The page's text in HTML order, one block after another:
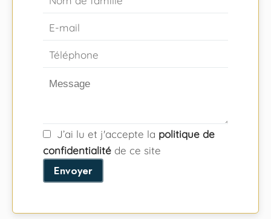
J’ai lu et j'accepte la politique de
confidentialité de ce site
Envoyer